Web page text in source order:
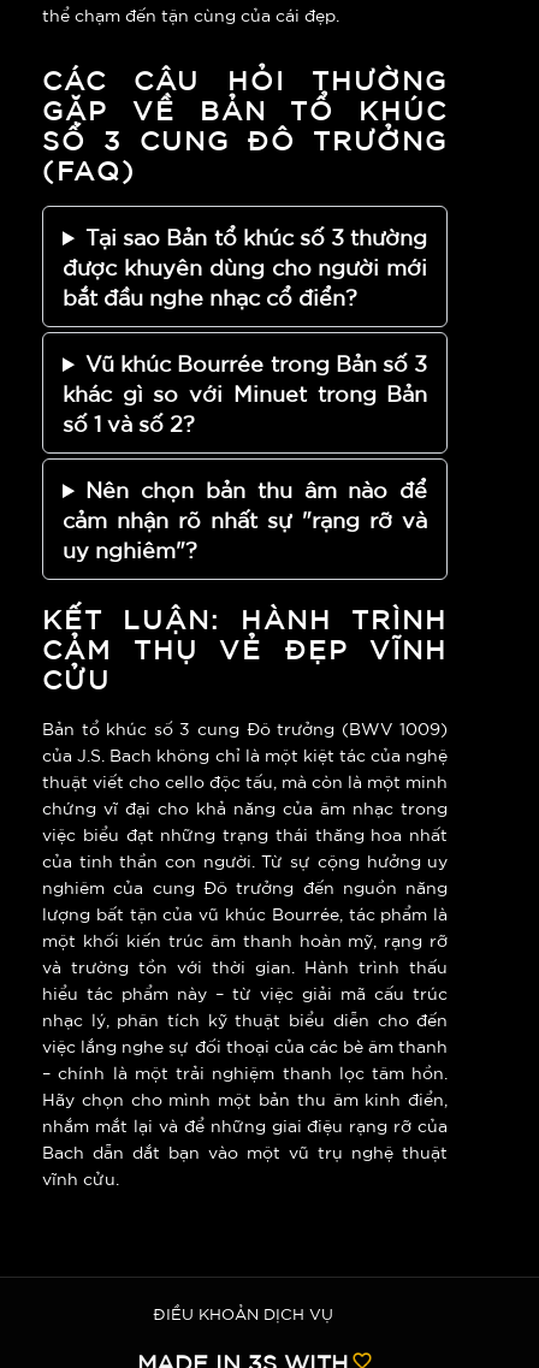
thể chạm đến tận cùng của cái đẹp.
CÁC CÂU HỎI THƯỜNG
GẶP VỀ BẢN TỔ KHÚC
SỐ 3 CUNG ĐÔ TRƯỞNG
(FAQ)
Tại sao Bản tổ khúc số 3 thường
được khuyên dùng cho người mới
bắt đầu nghe nhạc cổ điển?
Vũ khúc Bourrée trong Bản số 3
khác gì so với Minuet trong Bản
số 1 và số 2?
Nên chọn bản thu âm nào để
cảm nhận rõ nhất sự "rạng rỡ và
uy nghiêm"?
KẾT LUẬN: HÀNH TRÌNH
CẢM THỤ VẺ ĐẸP VĨNH
CỬU
Bản tổ khúc số 3 cung Đô trưởng (BWV 1009)
của J.S. Bach không chỉ là một kiệt tác của nghệ
thuật viết cho cello độc tấu, mà còn là một minh
chứng vĩ đại cho khả năng của âm nhạc trong
việc biểu đạt những trạng thái thăng hoa nhất
của tinh thần con người. Từ sự cộng hưởng uy
nghiêm của cung Đô trưởng đến nguồn năng
lượng bất tận của vũ khúc Bourrée, tác phẩm là
một khối kiến trúc âm thanh hoàn mỹ, rạng rỡ
và trường tồn với thời gian. Hành trình thấu
hiểu tác phẩm này – từ việc giải mã cấu trúc
nhạc lý, phân tích kỹ thuật biểu diễn cho đến
việc lắng nghe sự đối thoại của các bè âm thanh
– chính là một trải nghiệm thanh lọc tâm hồn.
Hãy chọn cho mình một bản thu âm kinh điển,
nhắm mắt lại và để những giai điệu rạng rỡ của
Bach dẫn dắt bạn vào một vũ trụ nghệ thuật
vĩnh cửu.
ĐIỀU KHOẢN DỊCH VỤ
MADE IN 3S WITH